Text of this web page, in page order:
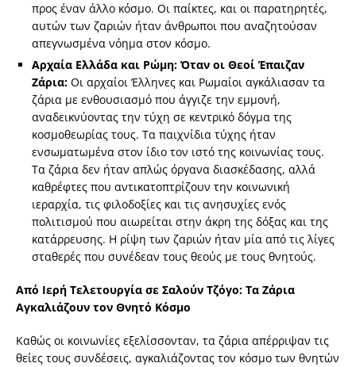
προς έναν άλλο κόσμο. Οι παίκτες, και οι παρατηρητές,
αυτών των ζαριών ήταν άνθρωποι που αναζητούσαν
απεγνωσμένα νόημα στον κόσμο.
Αρχαία Ελλάδα και Ρώμη: Όταν οι Θεοί Έπαιζαν
Ζάρια: Οι αρχαίοι Έλληνες και Ρωμαίοι αγκάλιασαν τα
ζάρια με ενθουσιασμό που άγγιζε την εμμονή,
αναδεικνύοντας την τύχη σε κεντρικό δόγμα της
κοσμοθεωρίας τους. Τα παιχνίδια τύχης ήταν
ενσωματωμένα στον ίδιο τον ιστό της κοινωνίας τους.
Τα ζάρια δεν ήταν απλώς όργανα διασκέδασης, αλλά
καθρέφτες που αντικατοπτρίζουν την κοινωνική
ιεραρχία, τις φιλοδοξίες και τις ανησυχίες ενός
πολιτισμού που αιωρείται στην άκρη της δόξας και της
κατάρρευσης. Η ρίψη των ζαριών ήταν μία από τις λίγες
σταθερές που συνέδεαν τους θεούς με τους θνητούς.
Από Ιερή Τελετουργία σε Σαλούν Τζόγο: Τα Ζάρια
Αγκαλιάζουν τον Θνητό Κόσμο
Καθώς οι κοινωνίες εξελίσσονταν, τα ζάρια απέρριψαν τις
θείες τους συνδέσεις, αγκαλιάζοντας τον κόσμο των θνητών